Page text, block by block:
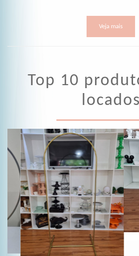
Veja mais
Top 10
locados